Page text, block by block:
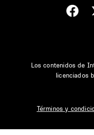
Los contenidos de
licenciados
Términos y